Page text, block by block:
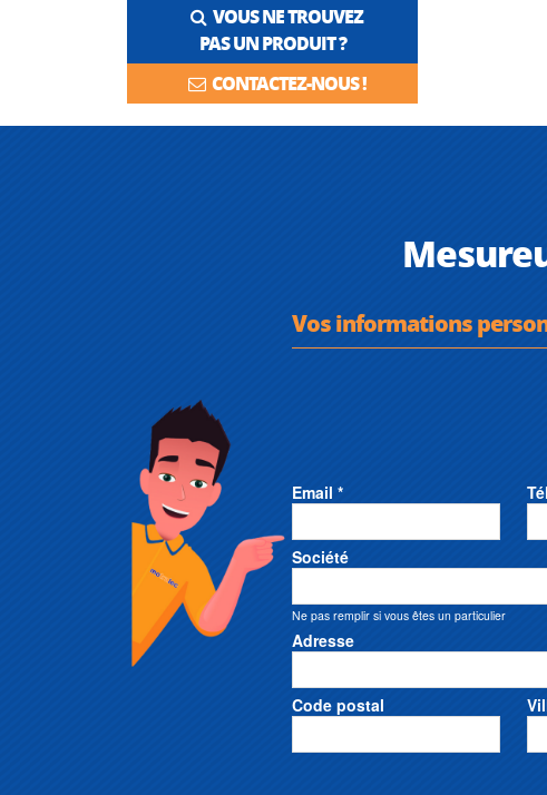
VOUS NE TROUVEZ
PAS UN PRODUIT ?
CONTACTEZ-NOUS !
Vos informations
Email *
Société
Ne pas remplir si vous êtes un particulier
Adresse
Code postal